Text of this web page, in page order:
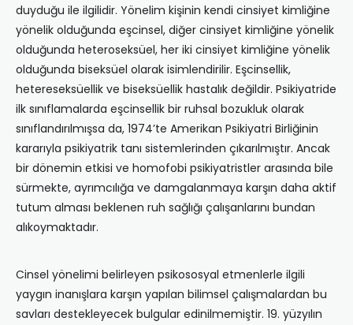
duyduğu ile ilgilidir. Yönelim kişinin kendi cinsiyet kimliğine
yönelik olduğunda eşcinsel, diğer cinsiyet kimliğine yönelik
olduğunda heteroseksüel, her iki cinsiyet kimliğine yönelik
olduğunda biseksüel olarak isimlendirilir. Eşcinsellik,
hetereseksüellik ve biseksüellik hastalık değildir. Psikiyatride
ilk sınıflamalarda eşcinsellik bir ruhsal bozukluk olarak
sınıflandırılmışsa da, 1974’te Amerikan Psikiyatri Birliğinin
kararıyla psikiyatrik tanı sistemlerinden çıkarılmıştır. Ancak
bir dönemin etkisi ve homofobi psikiyatristler arasında bile
sürmekte, ayrımcılığa ve damgalanmaya karşın daha aktif
tutum alması beklenen ruh sağlığı çalışanlarını bundan
alıkoymaktadır.
Cinsel yönelimi belirleyen psikososyal etmenlerle ilgili
yaygın inanışlara karşın yapılan bilimsel çalışmalardan bu
savları destekleyecek bulgular edinilmemiştir. 19. yüzyılın